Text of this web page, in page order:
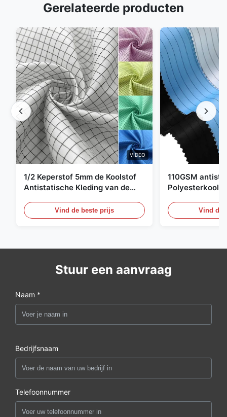
Gerelateerde producten
VIDEO
1/2 Keperstof 5mm de Koolstof
Antistatische Kleding van de
Vind de beste prijs
110GSM
Vind de
Stuur een aanvraag
Naam *
Bedrijfsnaam
Telefoonnummer